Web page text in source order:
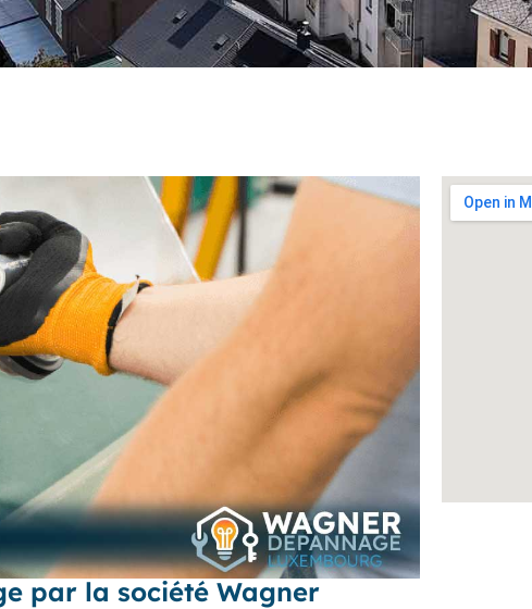
par la société Wagner